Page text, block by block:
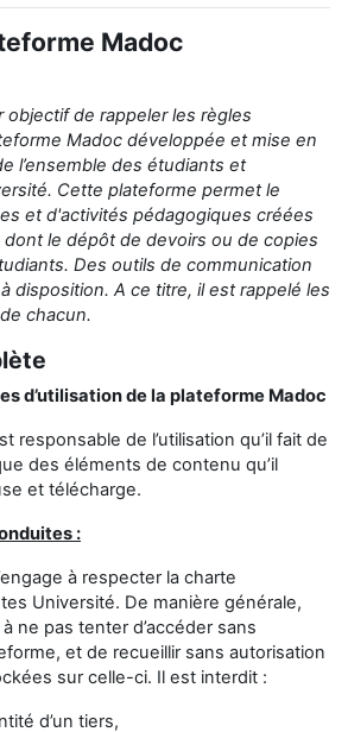
Madoc
objectif de rappeler les règles
Madoc développée et mise en
l’ensemble des étudiants et
Cette plateforme permet le
et d'activités pédagogiques créées
dont le dépôt de devoirs ou de copies
. Des outils de communication
disposition. A ce titre, il est rappelé les
chacun.
d’utilisation de la plateforme Madoc
responsable de l’utilisation qu’il fait de
des éléments de contenu qu’il
et télécharge.
:
à respecter la charte
Université. De manière générale,
à ne pas tenter d’accéder sans
et de recueillir sans autorisation
sur celle-ci. Il est interdit :
d’un tiers,